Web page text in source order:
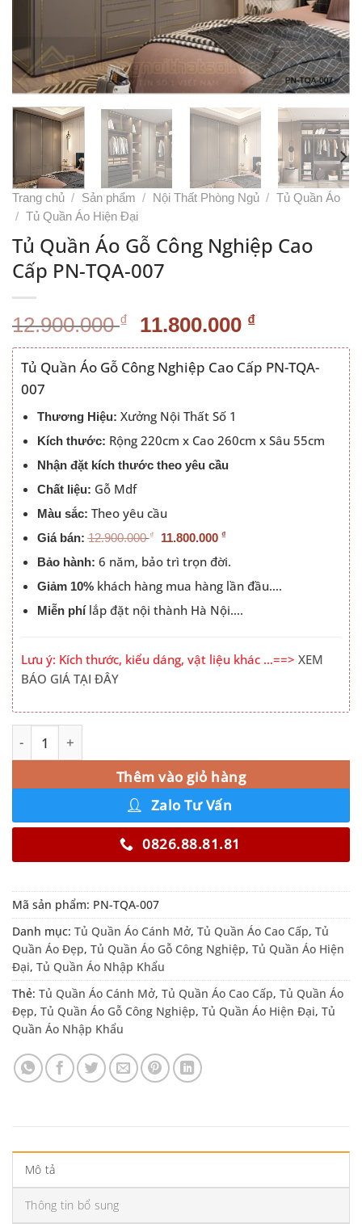
Trang chủ / Sản phẩm / Nội Thất Phòng Ngủ / Tủ Quần Áo
/ Tủ Quần Áo Hiện Đại
Tủ Quần Áo Gỗ Công Nghiệp Cao
Cấp PN-TQA-007
12.900.000₫ Giá
gốc
là:
11.800.000 ₫Giá
hiện
tại
Tủ Quần Áo Gỗ Công Nghiệp Cao Cấp PN-TQA-
007
Thương Hiệu: Xưởng Nội Thất Số 1
Kích thước: Rộng 220cm x Cao 260cm x Sâu 55cm
Nhận đặt kích thước theo yêu cầu
Chất liệu: Gỗ Mdf
Màu sắc: Theo yêu cầu
Giá bán:12.900.000 ₫ 11.800.000 ₫
Bảo hành: 6 năm, bảo trì trọn đời.
Giảm 10%khách hàng mua hàng lần đầu….
Miễn phílắp đặt nội thành Hà Nội….
Lưu ý: Kích thước, kiểu dáng, vật liệu khác …==> XEM
BÁO GIÁ TẠI ĐÂY
Tủ Quần Áo Gỗ Công Nghiệp Cao Cấp PN-TQA-007 số
Thêm vào giỏ hàng
Alternative:
Zalo Tư Vấn
0826.88.81.81
Mã sản phẩm: PN-TQA-007
Danh mục: Tủ Quần Áo Cánh Mở, Tủ Quần Áo Cao Cấp, Tủ
Quần Áo Đẹp, Tủ Quần Áo Gỗ Công Nghiệp, Tủ Quần Áo Hiện
Đại, Tủ Quần Áo Nhập Khẩu
Thẻ: Tủ Quần Áo Cánh Mở, Tủ Quần Áo Cao Cấp, Tủ Quần Áo
Đẹp, Tủ Quần Áo Gỗ Công Nghiệp, Tủ Quần Áo Hiện Đại, Tủ
Quần Áo Nhập Khẩu
Mô tả
Thông tin bổ sung